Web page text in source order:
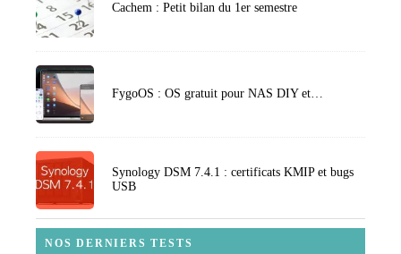
Cachem : Petit bilan du 1er semestre
FygoOS : OS gratuit pour NAS DIY et…
Synology DSM 7.4.1 : certificats KMIP et bugs
USB
NOS DERNIERS TESTS